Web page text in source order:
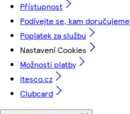
Přístupnost
Podívejte se, kam doručujeme
Poplatek za službu
Nastavení Cookies
Možnosti platby
itesco.cz
Clubcard